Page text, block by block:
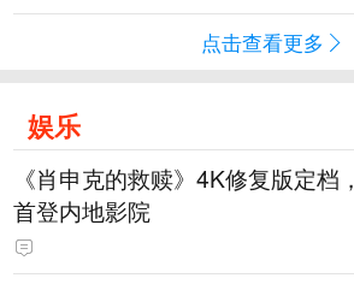
点击查看更多
娱乐
《肖申克的救赎》4K修复版定档，
首登内地影院